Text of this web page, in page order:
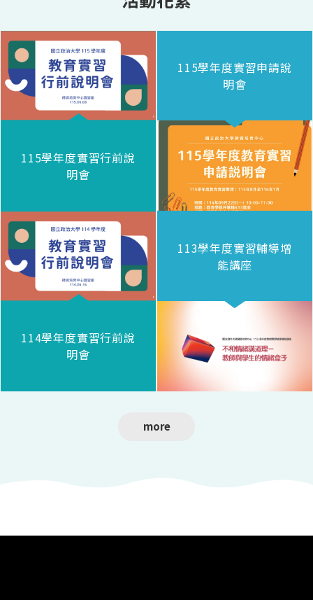
115學年度實習行前說
明會
115學年度實習申請說
明會
114學年度實習行前說
明會
113學年度實習輔導增
能講座
more